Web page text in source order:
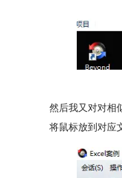
然后我又对对相
将鼠标放到对应